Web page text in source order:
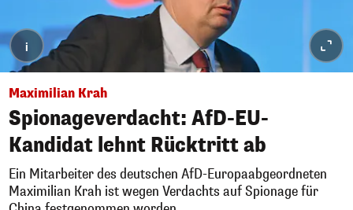
i
Maximilian Krah
Spionageverdacht: AfD-EU-
Kandidat lehnt Rücktritt ab
Ein Mitarbeiter des deutschen AfD-Europaabgeordneten
Maximilian Krah ist wegen Verdachts auf Spionage für